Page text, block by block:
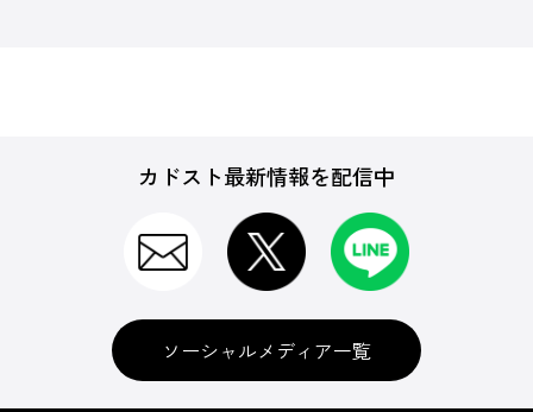
カドスト最新情報を配信中
ソーシャルメディア一覧